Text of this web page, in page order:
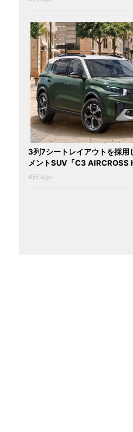
3列7シートレイアウトを採用
メントSUV「C3 AIRCROSS
4日 ago